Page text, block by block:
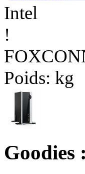
Intel
!
Poids: kg
Goodies